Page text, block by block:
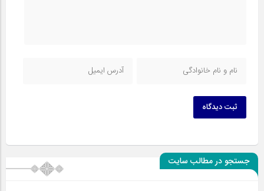
ثبت دیدگاه
جستجو در مطالب سایت